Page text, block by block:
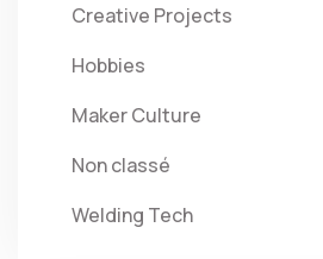
Creative Projects
Hobbies
Maker Culture
Non classé
Welding Tech